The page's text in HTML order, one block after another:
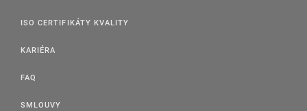
ISO CERTIFIKÁTY KVALITY
KARIÉRA
FAQ
SMLOUVY